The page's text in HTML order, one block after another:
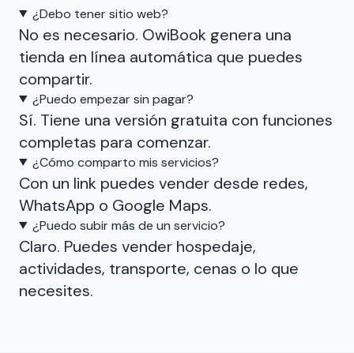
¿Debo tener sitio web?
No es necesario. OwiBook genera una
tienda en línea automática que puedes
compartir.
¿Puedo empezar sin pagar?
Sí. Tiene una versión gratuita con funciones
completas para comenzar.
¿Cómo comparto mis servicios?
Con un link puedes vender desde redes,
WhatsApp o Google Maps.
¿Puedo subir más de un servicio?
Claro. Puedes vender hospedaje,
actividades, transporte, cenas o lo que
necesites.